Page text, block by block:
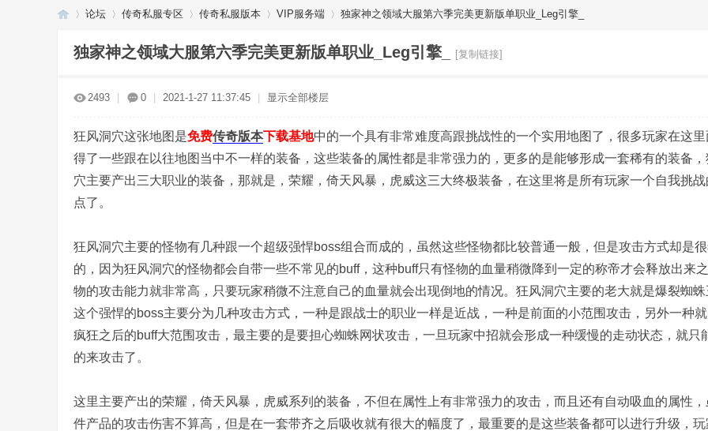
论坛 传奇私服专区 传奇私服版本 VIP服务端 独家神之领域大服第六季完美更新版单职业_Leg引擎_
独家神之领域大服第六季完美更新版单职业_Leg引擎_ [复制链接]
2493 0 2021-1-27 11:37:45 显示全部楼层
狂风洞穴这张地图是免费传奇版本下载基地中的一个具有非常难度高跟挑战性的一个实用地图了，很多玩家在这
得了一些跟在以往地图当中不一样的装备，这些装备的属性都是非常强力的，更多的是能够形成一套稀有的装备
穴主要产出三大职业的装备，那就是，荣耀，倚天风暴，虎威这三大终极装备，在这里将是所有玩家一个自我挑
点了。
狂风洞穴主要的怪物有几种跟一个超级强悍boss组合而成的，虽然这些怪物都比较普通一般，但是攻击方式却是
的，因为狂风洞穴的怪物都会自带一些不常见的buff，这种buff只有怪物的血量稍微降到一定的称帝才会释放出来
物的攻击能力就非常高，只要玩家稍微不注意自己的血量就会出现倒地的情况。狂风洞穴主要的老大就是爆裂蜘
这个强悍的boss主要分为几种攻击方式，一种是跟战士的职业一样是近战，一种是前面的小范围攻击，另外一种
疯狂之后的buff大范围攻击，最主要的是要担心蜘蛛网状攻击，一旦玩家中招就会形成一种缓慢的走动状态，就只
的来攻击了。
这里主要产出的荣耀，倚天风暴，虎威系列的装备，不但在属性上有非常强力的攻击，而且还有自动吸血的属性
件产品的攻击伤害不算高，但是在一套带齐之后吸收就有很大的幅度了，最重要的是这些装备都可以进行升级，